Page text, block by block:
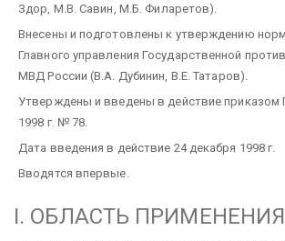
Здор, М.В. Савин, М.Б. Филаретов).
Внесены и подготовлены к утверждению
Главного управления Государственной
МВД России (В.А. Дубинин, В.Е. Татаров).
Утверждены и введены в действие
1998 г. № 78.
Дата введения в действие 24 декабря 1998 г.
Вводятся впервые.
I. ОБЛАСТЬ ПРИМЕНЕНИЯ